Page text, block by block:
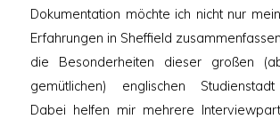
Dokumentation möchte ich nicht nur
Erfahrungen in Sheffield
die Besonderheiten dieser großen
gemütlichen) englischen
Dabei helfen mir mehrere